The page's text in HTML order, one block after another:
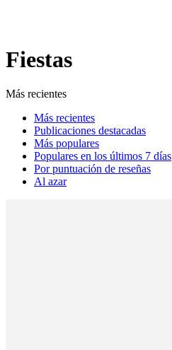
Fiestas
Más recientes
Más recientes
Publicaciones destacadas
Más populares
Populares en los últimos 7 días
Por puntuación de reseñas
Al azar